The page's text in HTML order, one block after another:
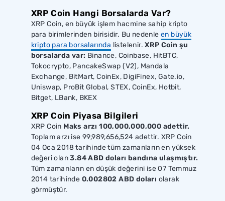
XRP Coin Hangi Borsalarda Var?
XRP Coin, en büyük işlem hacmine sahip kripto
para birimlerinden birisidir. Bu nedenle en büyük
kripto para borsalarında listelenir.XRP Coin şu
borsalarda var: Binance, Coinbase, HitBTC,
Tokocrypto, PancakeSwap (V2), Mandala
Exchange, BitMart, CoinEx, DigiFinex, Gate.io,
Uniswap, ProBit Global, STEX, CoinEx, Hotbit,
Bitget, LBank, BKEX
XRP Coin Piyasa Bilgileri
XRP Coin Maks arzı 100,000,000,000 adettir.
Toplam arzı ise 99,989,656,524 adettir. XRP Coin
04 Oca 2018 tarihinde tüm zamanların en yüksek
değeri olan3.84 ABD doları bandına ulaşmıştır.
Tüm zamanların en düşük değerini ise 07 Temmuz
2014 tarihinde 0.002802 ABD doları olarak
görmüştür.